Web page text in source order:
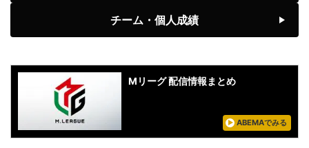
チーム・個人成績
Mリーグ 配信情報まとめ
ABEMAでみる